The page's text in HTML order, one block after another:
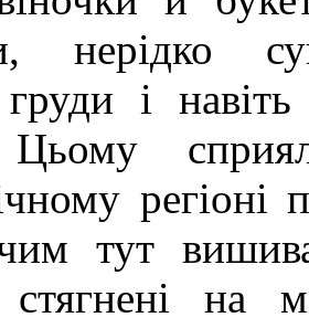
нерідко
і
регіоні
чим тут
стягнені на